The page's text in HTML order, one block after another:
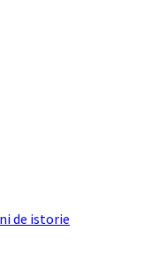
de istorie